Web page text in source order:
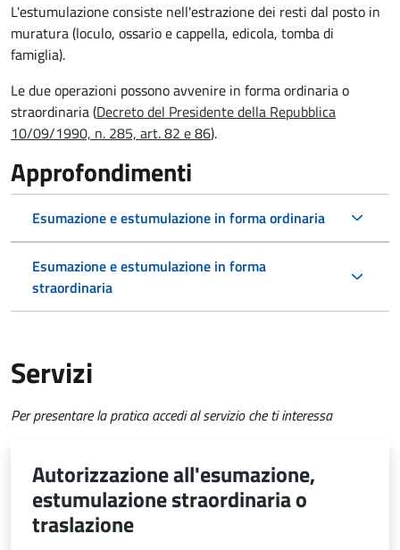
L'estumulazione consiste nell'estrazione dei resti dal posto in
muratura (loculo, ossario e cappella, edicola, tomba di
famiglia).
Le due operazioni possono avvenire in forma ordinaria o
straordinaria (Decreto del Presidente della Repubblica
10/09/1990, n. 285, art. 82 e 86).
Approfondimenti
Esumazione e estumulazione in forma ordinaria
Esumazione e estumulazione in forma
straordinaria
Servizi
Per presentare la pratica accedi al servizio che ti interessa
Autorizzazione all'esumazione,
estumulazione straordinaria o
traslazione